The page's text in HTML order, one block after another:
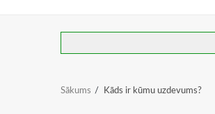
Sākums Kāds ir kūmu uzdevums?